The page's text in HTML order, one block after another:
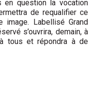
question la vocation
de requalifier ce
image. Labellisé Grand
s’ouvrira, demain, à
tous et répondra à de